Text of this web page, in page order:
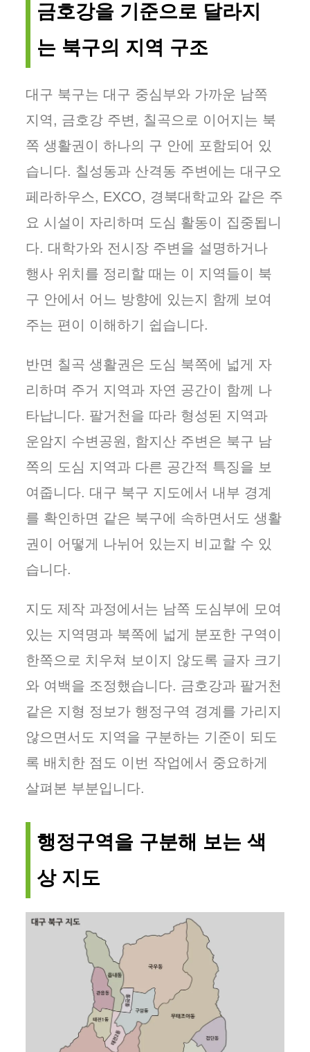
금호강을 기준으로 달라지
는 북구의 지역 구조
대구 북구는 대구 중심부와 가까운 남쪽
지역, 금호강 주변, 칠곡으로 이어지는 북
쪽 생활권이 하나의 구 안에 포함되어 있
습니다. 칠성동과 산격동 주변에는 대구오
페라하우스, EXCO, 경북대학교와 같은 주
요 시설이 자리하며 도심 활동이 집중됩니
다. 대학가와 전시장 주변을 설명하거나
행사 위치를 정리할 때는 이 지역들이 북
구 안에서 어느 방향에 있는지 함께 보여
주는 편이 이해하기 쉽습니다.
반면 칠곡 생활권은 도심 북쪽에 넓게 자
리하며 주거 지역과 자연 공간이 함께 나
타납니다. 팔거천을 따라 형성된 지역과
운암지 수변공원, 함지산 주변은 북구 남
쪽의 도심 지역과 다른 공간적 특징을 보
여줍니다. 대구 북구 지도에서 내부 경계
를 확인하면 같은 북구에 속하면서도 생활
권이 어떻게 나뉘어 있는지 비교할 수 있
습니다.
지도 제작 과정에서는 남쪽 도심부에 모여
있는 지역명과 북쪽에 넓게 분포한 구역이
한쪽으로 치우쳐 보이지 않도록 글자 크기
와 여백을 조정했습니다. 금호강과 팔거천
같은 지형 정보가 행정구역 경계를 가리지
않으면서도 지역을 구분하는 기준이 되도
록 배치한 점도 이번 작업에서 중요하게
살펴본 부분입니다.
행정구역을 구분해 보는 색
상 지도